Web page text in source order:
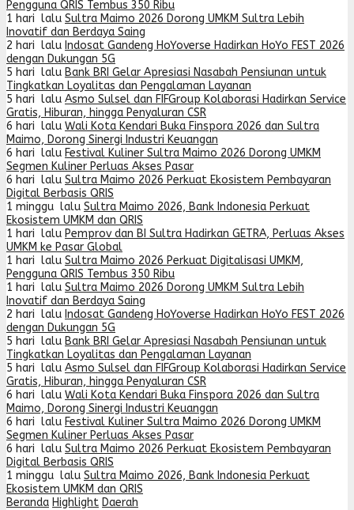
Pengguna QRIS Tembus 350 Ribu
1 hari lalu Sultra Maimo 2026 Dorong UMKM Sultra Lebih
Inovatif dan Berdaya Saing
2 hari lalu Indosat Gandeng HoYoverse Hadirkan HoYo FEST 2026
dengan Dukungan 5G
5 hari lalu Bank BRI Gelar Apresiasi Nasabah Pensiunan untuk
Tingkatkan Loyalitas dan Pengalaman Layanan
5 hari lalu Asmo Sulsel dan FIFGroup Kolaborasi Hadirkan Service
Gratis, Hiburan, hingga Penyaluran CSR
6 hari lalu Wali Kota Kendari Buka Finspora 2026 dan Sultra
Maimo, Dorong Sinergi Industri Keuangan
6 hari lalu Festival Kuliner Sultra Maimo 2026 Dorong UMKM
Segmen Kuliner Perluas Akses Pasar
6 hari lalu Sultra Maimo 2026 Perkuat Ekosistem Pembayaran
Digital Berbasis QRIS
1 minggu lalu Sultra Maimo 2026, Bank Indonesia Perkuat
Ekosistem UMKM dan QRIS
1 hari lalu Pemprov dan BI Sultra Hadirkan GETRA, Perluas Akses
UMKM ke Pasar Global
1 hari lalu Sultra Maimo 2026 Perkuat Digitalisasi UMKM,
Pengguna QRIS Tembus 350 Ribu
1 hari lalu Sultra Maimo 2026 Dorong UMKM Sultra Lebih
Inovatif dan Berdaya Saing
2 hari lalu Indosat Gandeng HoYoverse Hadirkan HoYo FEST 2026
dengan Dukungan 5G
5 hari lalu Bank BRI Gelar Apresiasi Nasabah Pensiunan untuk
Tingkatkan Loyalitas dan Pengalaman Layanan
5 hari lalu Asmo Sulsel dan FIFGroup Kolaborasi Hadirkan Service
Gratis, Hiburan, hingga Penyaluran CSR
6 hari lalu Wali Kota Kendari Buka Finspora 2026 dan Sultra
Maimo, Dorong Sinergi Industri Keuangan
6 hari lalu Festival Kuliner Sultra Maimo 2026 Dorong UMKM
Segmen Kuliner Perluas Akses Pasar
6 hari lalu Sultra Maimo 2026 Perkuat Ekosistem Pembayaran
Digital Berbasis QRIS
1 minggu lalu Sultra Maimo 2026, Bank Indonesia Perkuat
Ekosistem UMKM dan QRIS
Beranda Highlight Daerah